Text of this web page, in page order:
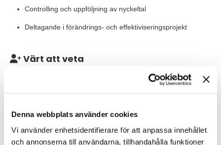
Denna webbplats använder cookies
Vi använder enhetsidentifierare för att anpassa innehållet
och annonserna till användarna, tillhandahålla funktioner
Controlling och uppföljning av nyckeltal
Deltagande i förändrings- och effektiviseringsprojekt
Värt att veta
Som konsult på TNG kommer du ingå i vårt konsultnätverk och
vi kommer matcha dig med inkommande förfrågningar.
Våra förväntningar
och erfarenhet av kvalificerat ekonomiarbete. Du är trygg i